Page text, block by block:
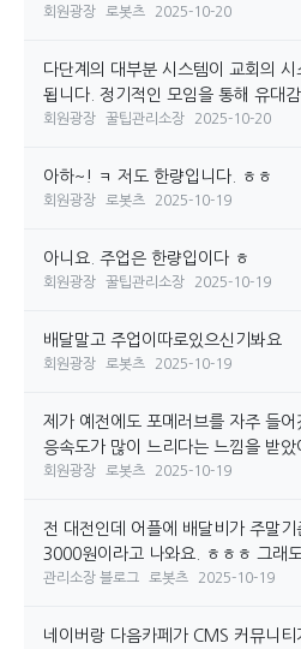
회원광장 로봇츠 2025-10-20
다단계의 대부분 시스템이 교회의
됩니다. 정기적인 모임을 통해 유대감
회원광장 꿀팁관리소장 2025-10-20
아하~! ㅋ 저도 한량입니다. ㅎㅎ
회원광장 로봇츠 2025-10-19
아니요. 주업은 한량입이다 ㅎ
회원광장 꿀팁관리소장 2025-10-19
배달말고 주업이따로있으신기봐요
회원광장 로봇츠 2025-10-19
제가 예전에도 포메러브를 자주 들
응속도가 많이 느리다는 느낌을 받았
회원광장 로봇츠 2025-10-19
전 대전인데 어플에 배달비가 주말
3000원이라고 나와요. ㅎㅎㅎ 그래
관리소장 블로그 로봇츠 2025-10-19
네이버랑 다음카페가 CMS 커뮤니티